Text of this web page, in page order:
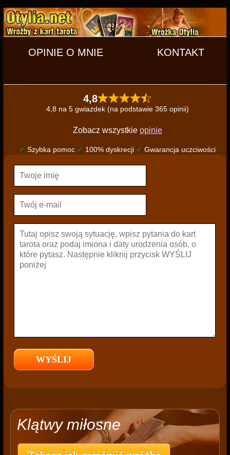
OPINIE O MNIE KONTAKT
4,8
4,8 na 5 gwiazdek (na podstawie 365 opinii)
Zobacz wszystkie opinie
✔ Szybka pomoc ✔ 100% dyskrecji ✔ Gwarancja uczciwości
Klątwy miłosne